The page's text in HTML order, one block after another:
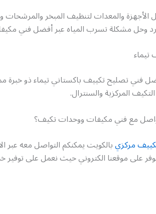
والمعدات لتنظيف المبخر والمرشحات
وحل مشكلة تسرب المياه عبر أفضل فني
فني تصليح تكييف باكستاني تيماء ذو خبرة
المركزية والسنترال.
مع فني مكيفات ووحدات تكيف؟
مركزيبالكويت يمكنكم التواصل معه
على موقعنا الكتروني حيث نعمل على